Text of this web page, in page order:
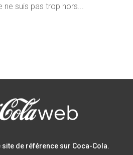
suis pas trop hors...
site de référence sur Coca-Cola.